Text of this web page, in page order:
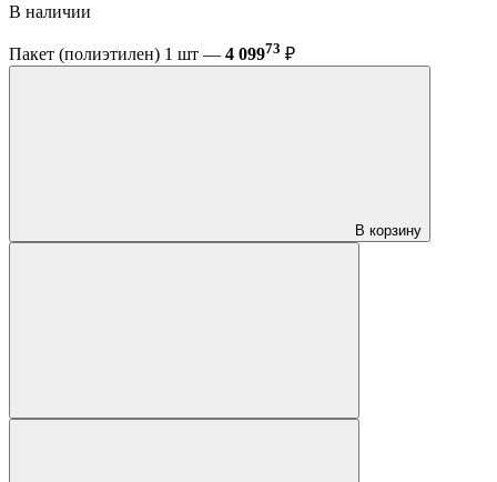
В наличии
Пакет (полиэтилен) 1 шт — 4 09973 ₽
В корзину